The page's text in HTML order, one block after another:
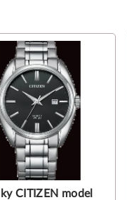
CITIZEN model